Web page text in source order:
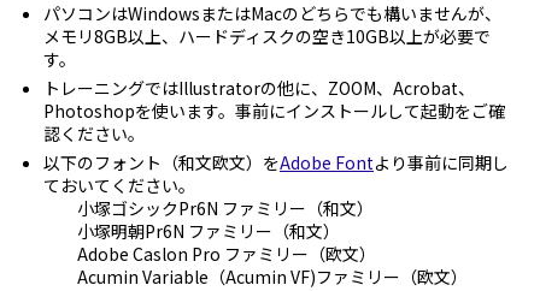
パソコンはWindowsまたはMacのどちらでも構いませんが、
メモリ8GB以上、ハードディスクの空き10GB以上が必要で
す。
トレーニングではIllustratorの他に、ZOOM、Acrobat、
Photoshopを使います。事前にインストールして起動をご確
認ください。
以下のフォント（和文欧文）をAdobe Fontより事前に同期し
ておいてください。
小塚ゴシックPr6N ファミリー（和文）
小塚明朝Pr6N ファミリー（和文）
Adobe Caslon Pro ファミリー（欧文）
Acumin Variable（Acumin VF)ファミリー（欧文）